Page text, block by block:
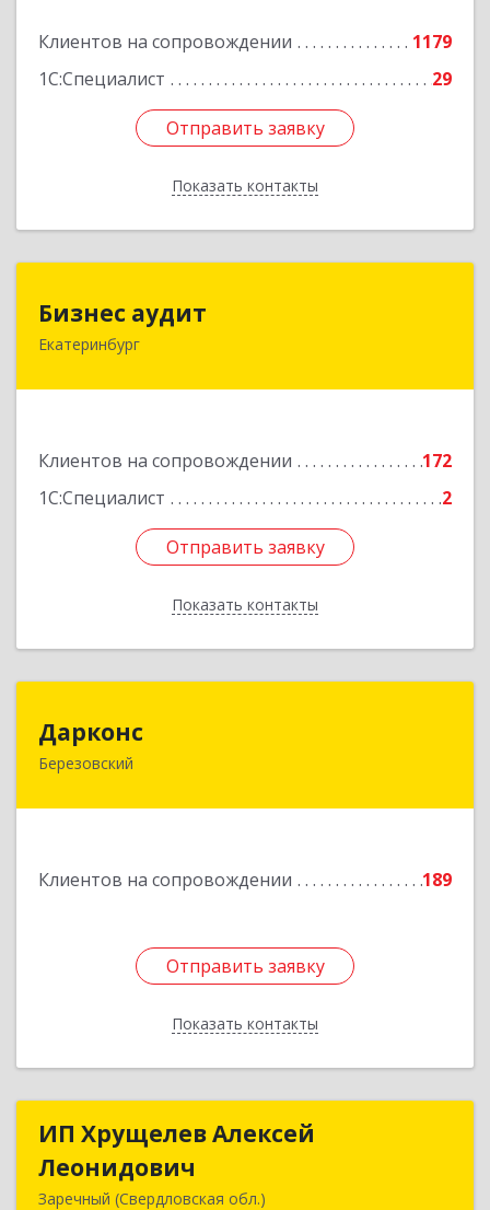
Клиентов на сопровождении
1179
1С:Специалист
29
Отправить заявку
Показать контакты
Отправить заявку
Назад
Бизнес аудит
Екатеринбург
Клиентов на сопровождении
172
1С:Специалист
2
Отправить заявку
Показать контакты
620062, Свердловская обл, Екатеринбург г,
Отправить заявку
Назад
Дарконс
Березовский
Клиентов на сопровождении 189
Отправить заявку
Показать контакты
623700, Свердловская обл, Березовский г,
Отправить заявку
Назад
ИП Хрущелев Алексей
Леонидович
Заречный (Свердловская обл.)
ИП Хрущелев Алексей